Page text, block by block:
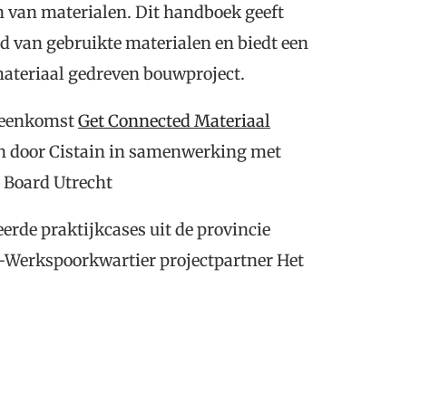
materialen. Dit handboek geeft
van gebruikte materialen en biedt een
gedreven bouwproject.
Get Connected Materiaal
door Cistain in samenwerking met
Utrecht
praktijkcases uit de provincie
projectpartner Het